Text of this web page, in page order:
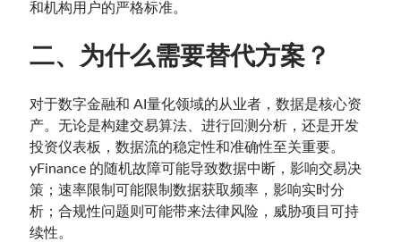
和机构用户的严格标准。
二、为什么需要替代方案？
对于数字金融和 AI量化领域的从业者，数据是核心资
产。无论是构建交易算法、进行回测分析，还是开发
投资仪表板，数据流的稳定性和准确性至关重要。
yFinance 的随机故障可能导致数据中断，影响交易决
策；速率限制可能限制数据获取频率，影响实时分
析；合规性问题则可能带来法律风险，威胁项目可持
续性。